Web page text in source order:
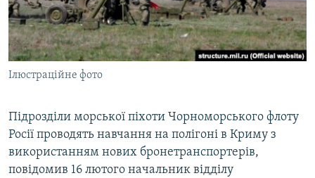
СВІДЧЕННЯ ОКУПАЦІЇ
УКРАЇНСЬКА ПРОБЛЕМА КРИМУ
ІНФОГРАФІКА
Qırımtatar
ДОЛУЧАЙСЯ!
Усі сайти RFE/RL
Ілюстраційне фото
Підрозділи морської піхоти Чорноморського флоту
Росії проводять навчання на полігоні в Криму з
використанням нових бронетранспортерів,
повідомив 16 лютого начальник відділу